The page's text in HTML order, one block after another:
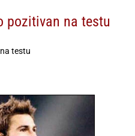
pozitivan na testu
testu